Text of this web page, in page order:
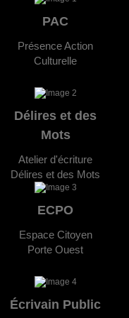
PAC
Présence Action
Culturelle
Délires et des
Mots
Atelier d'écriture
Délires et des Mots
ECPO
Espace Citoyen
Porte Ouest
Écrivain Public